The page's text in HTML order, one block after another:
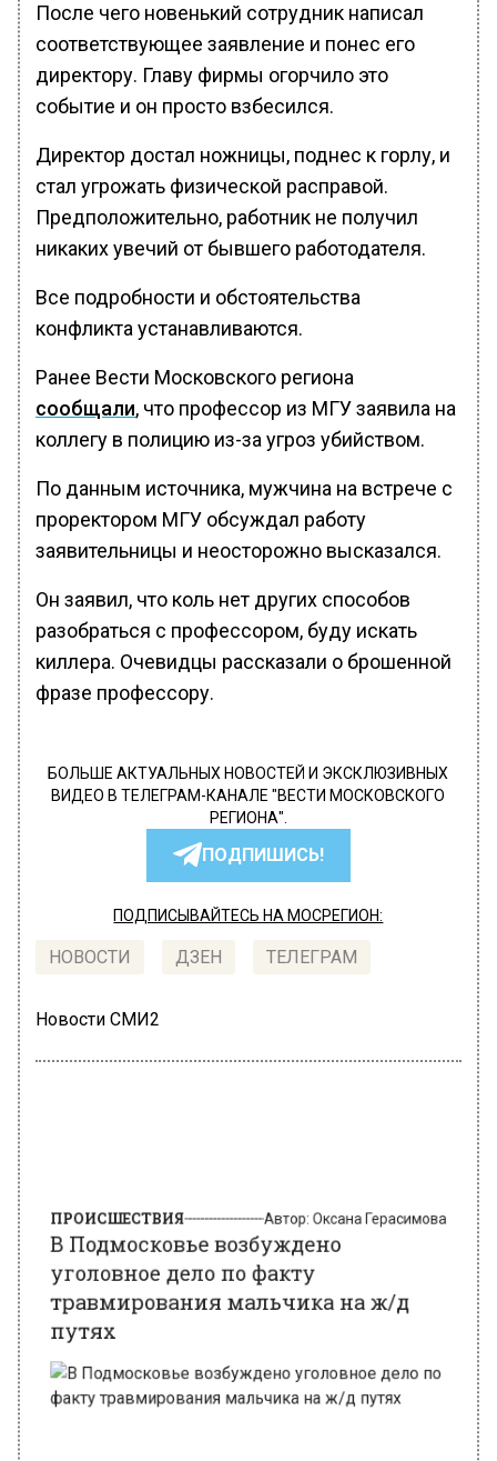
После чего новенький сотрудник написал
соответствующее заявление и понес его
директору. Главу фирмы огорчило это
событие и он просто взбесился.
Директор достал ножницы, поднес к горлу, и
стал угрожать физической расправой.
Предположительно, работник не получил
никаких увечий от бывшего работодателя.
Все подробности и обстоятельства
конфликта устанавливаются.
Ранее Вести Московского региона
сообщали, что профессор из МГУ заявила на
коллегу в полицию из-за угроз убийством.
По данным источника, мужчина на встрече с
проректором МГУ обсуждал работу
заявительницы и неосторожно высказался.
Он заявил, что коль нет других способов
разобраться с профессором, буду искать
киллера. Очевидцы рассказали о брошенной
фразе профессору.
БОЛЬШЕ АКТУАЛЬНЫХ НОВОСТЕЙ И ЭКСКЛЮЗИВНЫХ
ВИДЕО В ТЕЛЕГРАМ-КАНАЛЕ "ВЕСТИ МОСКОВСКОГО
РЕГИОНА".
ПОДПИШИСЬ!
ПОДПИСЫВАЙТЕСЬ НА МОСРЕГИОН:
НОВОСТИ ДЗЕН ТЕЛЕГРАМ
Новости СМИ2
травмирования мальчика на ж/д
путях